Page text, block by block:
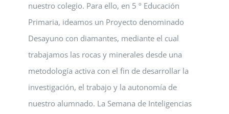
nuestro colegio. Para ello, en 5 º Educación
Primaria, ideamos un Proyecto denominado
Desayuno con diamantes, mediante el cual
trabajamos las rocas y minerales desde una
metodología activa con el fin de desarrollar la
investigación, el trabajo y la autonomía de
nuestro alumnado. La Semana de Inteligencias